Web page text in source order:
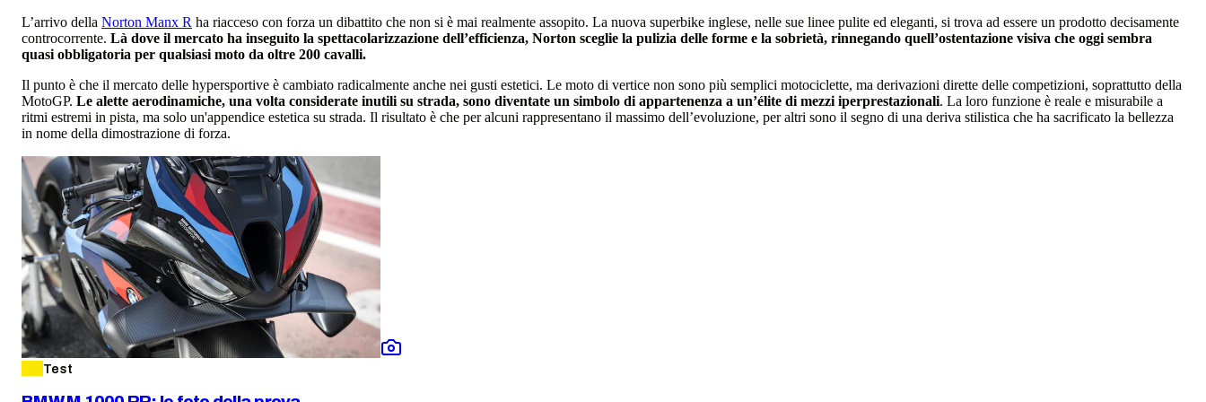
L’arrivo della Norton Manx R ha riacceso con forza un dibattito che non si è mai realmente assopito. La nuova superbike inglese, nelle sue linee pulite ed eleganti, si trova ad essere un prodotto decisamente
controcorrente. Là dove il mercato ha inseguito la spettacolarizzazione dell’efficienza, Norton sceglie la pulizia delle forme e la sobrietà, rinnegando quell’ostentazione visiva che oggi sembra
quasi obbligatoria per qualsiasi moto da oltre 200 cavalli.
Il punto è che il mercato delle hypersportive è cambiato radicalmente anche nei gusti estetici. Le moto di vertice non sono più semplici motociclette, ma derivazioni dirette delle competizioni, soprattutto della
MotoGP. Le alette aerodinamiche, una volta considerate inutili su strada, sono diventate un simbolo di appartenenza a un’élite di mezzi iperprestazionali. La loro funzione è reale e misurabile a
ritmi estremi in pista, ma solo un'appendice estetica su strada. Il risultato è che per alcuni rappresentano il massimo dell’evoluzione, per altri sono il segno di una deriva stilistica che ha sacrificato la bellezza
in nome della dimostrazione di forza.
Test